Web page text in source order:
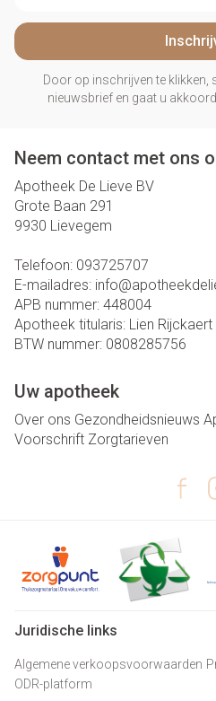
Door op inschrijven te
nieuwsbrief en gaat u
Neem contact met ons
Apotheek De Lieve BV
Grote Baan 291
9930 Lievegem
Telefoon: 093725707
E-mailadres: info@
APB nummer: 448004
Apotheek titularis: Lien Rijckaert
BTW nummer: 0808285756
Uw apotheek
Over ons Gezondheidsnieuws
Voorschrift Zorgtarieven
Juridische links
Algemene verkoopsvoorwaarden
ODR-platform